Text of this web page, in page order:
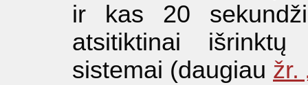
ir kas 20
atsitiktinai
sistemai (daugiau žr.